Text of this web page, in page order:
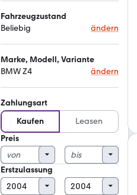
Fahrzeugzustand
Beliebig
ändern
Marke, Modell, Variante
BMW Z4
ändern
Zahlungsart
Kaufen
Leasen
Preis
Erstzulassung